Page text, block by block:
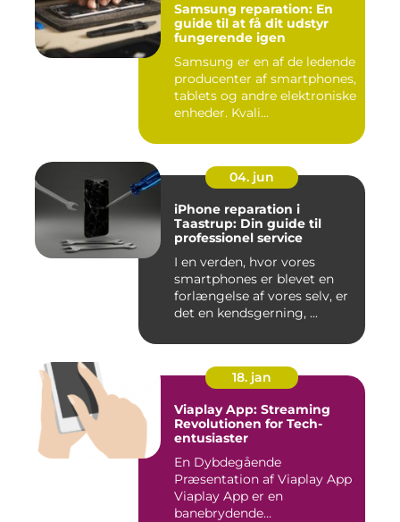
Samsung reparation: En
guide til at få dit udstyr
fungerende igen
Samsung er en af de ledende
producenter af smartphones,
tablets og andre elektroniske
enheder. Kvali...
04. jun
iPhone reparation i
Taastrup: Din guide til
professionel service
I en verden, hvor vores
smartphones er blevet en
forlængelse af vores selv, er
det en kendsgerning, ...
18. jan
Viaplay App: Streaming
Revolutionen for Tech-
entusiaster
En Dybdegående
Præsentation af Viaplay App
Viaplay App er en
banebrydende